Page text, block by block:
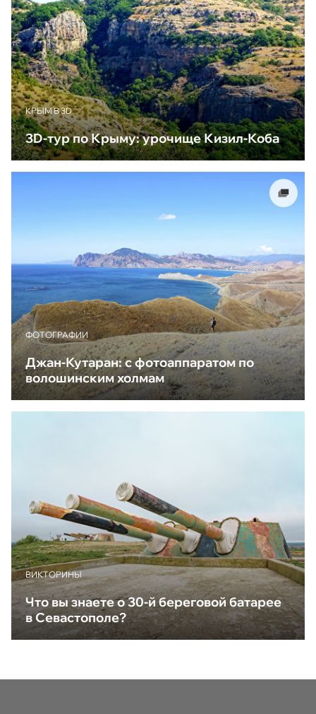
КРЫМ В 3D
3D-тур по Крыму: урочище Кизил-Коба
ФОТОГРАФИИ
Джан-Кутаран: с фотоаппаратом по
волошинским холмам
ВИКТОРИНЫ
Что вы знаете о 30-й береговой батарее
в Севастополе?